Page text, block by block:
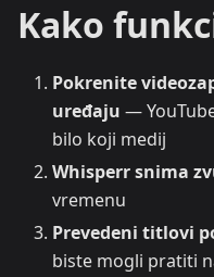
Kako
Pokrenite
uređaju —
bilo koji medij
Whisperr snima
vremenu
Prevedeni titlovi
biste mogli pratiti